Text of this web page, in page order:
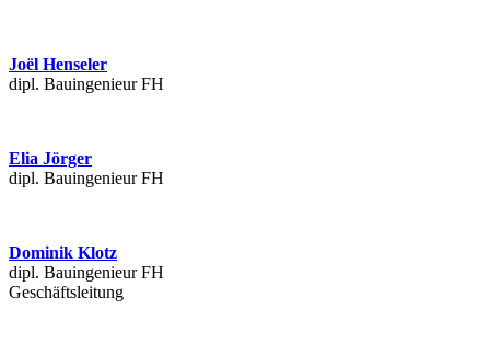
Joël Henseler
dipl. Bauingenieur FH
Elia Jörger
dipl. Bauingenieur FH
Dominik Klotz
dipl. Bauingenieur FH
Geschäftsleitung